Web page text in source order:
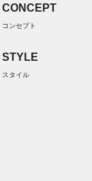
CONCEPT
コンセプト
STYLE
スタイル